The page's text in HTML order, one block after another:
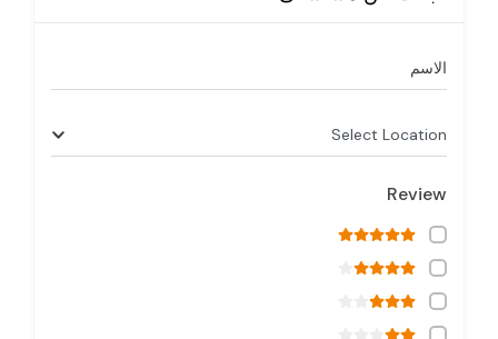
الاسم
Select Location
Review